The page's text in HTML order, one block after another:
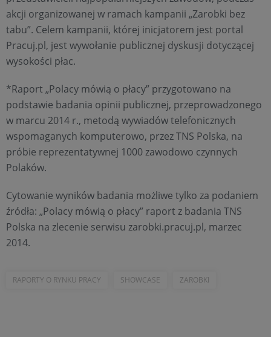
akcji organizowanej w ramach kampanii „Zarobki bez
tabu”. Celem kampanii, której inicjatorem jest portal
Pracuj.pl, jest wywołanie publicznej dyskusji dotyczącej
wysokości płac.
*Raport „Polacy mówią o płacy” przygotowano na
podstawie badania opinii publicznej, przeprowadzonego
w marcu 2014 r., metodą wywiadów telefonicznych
wspomaganych komputerowo, przez TNS Polska, na
próbie reprezentatywnej 1000 zawodowo czynnych
Polaków.
Cytowanie wyników badania możliwe tylko za podaniem
źródła: „Polacy mówią o płacy” raport z badania TNS
Polska na zlecenie serwisu zarobki.pracuj.pl, marzec
2014.
RAPORTY O RYNKU PRACY SHOWCASE ZAROBKI